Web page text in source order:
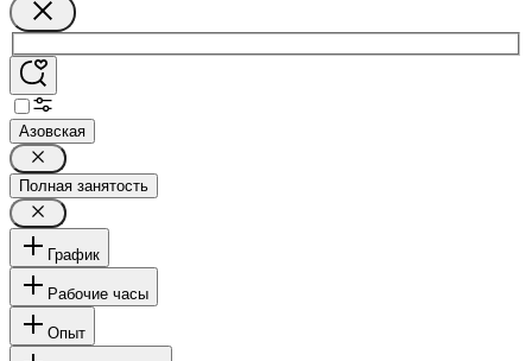
Азовская
Полная занятость
График
Рабочие часы
Опыт